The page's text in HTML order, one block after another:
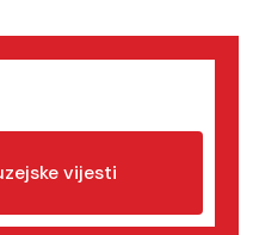
vijesti